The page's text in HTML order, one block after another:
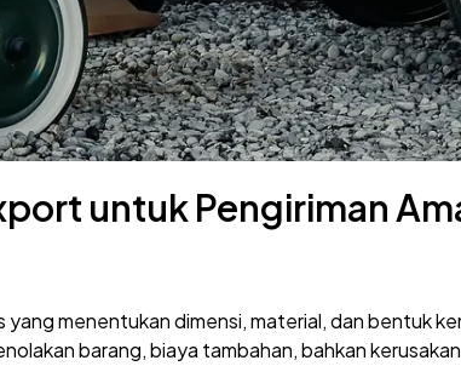
untuk Pengiriman
menentukan dimensi, material, dan bentuk
barang, biaya tambahan, bahkan